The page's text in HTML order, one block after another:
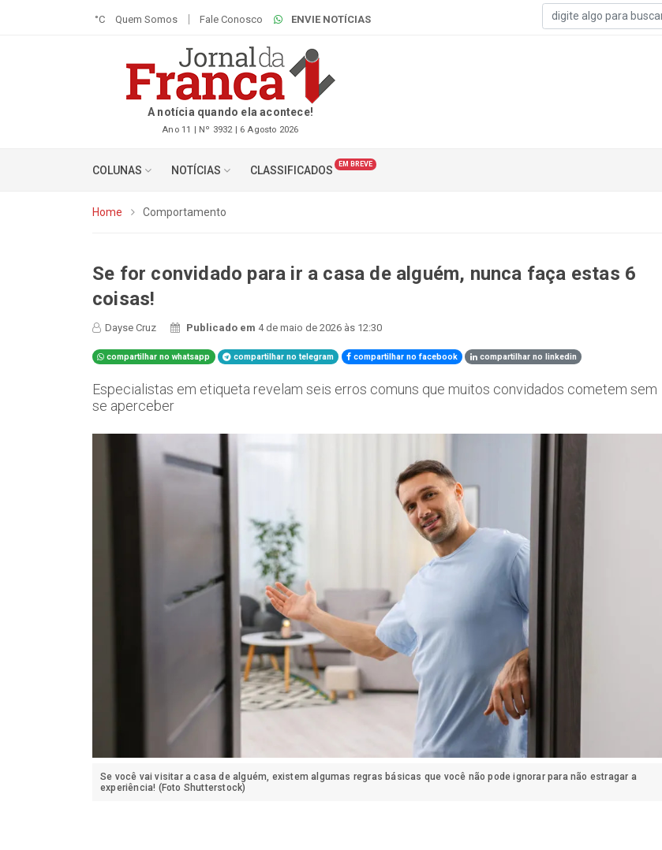
°C Quem Somos Fale Conosco ENVIE NOTÍCIAS
A notícia quando ela acontece!
Ano 11 | Nº 3932 | 6 Agosto 2026
COLUNAS NOTÍCIAS CLASSIFICADOS EM BREVE
Home Comportamento
Se for convidado para ir a casa de alguém, nunca faça estas 6
coisas!
Dayse Cruz Publicado em 4 de maio de 2026 às 12:30
compartilhar no whatsapp compartilhar no telegram compartilhar no facebook compartilhar no linkedin
Especialistas em etiqueta revelam seis erros comuns que muitos convidados cometem sem
se aperceber
Se você vai visitar a casa de alguém, existem algumas regras básicas que você não pode ignorar para não estragar a
experiência! (Foto Shutterstock)